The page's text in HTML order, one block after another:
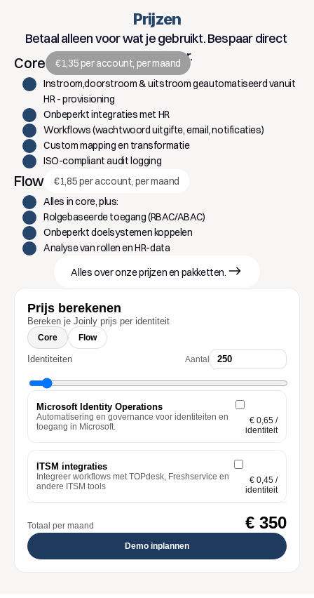
Prijzen
Betaal alleen voor wat je gebruikt. Bespaar direct
op IT-beheer.
Core
€1,35 per account, per maand
Instroom,doorstroom & uitstroom geautomatiseerd vanuit
HR - provisioning
Onbeperkt integraties met HR
Workflows (wachtwoord uitgifte, email, notificaties)
Custom mapping en transformatie
ISO-compliant audit logging
Flow
€1,85 per account, per maand
Alles in core, plus:
Rolgebaseerde toegang (RBAC/ABAC)
Onbeperkt doelsystemen koppelen
Analyse van rollen en HR-data
Alles over onze prijzen en pakketten.
Prijs berekenen
Bereken je Joinly prijs per identiteit
Core Flow
Identiteiten Aantal
Microsoft Identity Operations
Automatisering en governance voor identiteiten en
toegang in Microsoft.
€ 0,65 /
identiteit
ITSM integraties
Integreer workflows met TOPdesk, Freshservice en
andere ITSM tools
€ 0,45 /
identiteit
Totaal per maand € 350
Demo inplannen